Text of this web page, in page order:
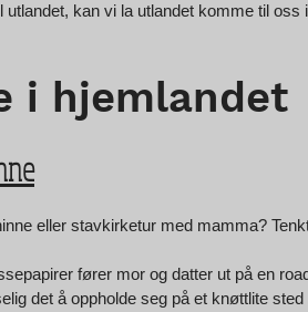
utlandet, kan vi la utlandet komme til
i hjemlandet
eller stavkirketur med mamma?
fører mor og datter ut på en
det å oppholde seg på et knøttlite